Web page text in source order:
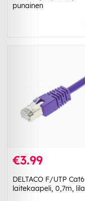
punainen
€3.99
DELTACO F/UTP Cat6
laitekaapeli, 0,7m, lila